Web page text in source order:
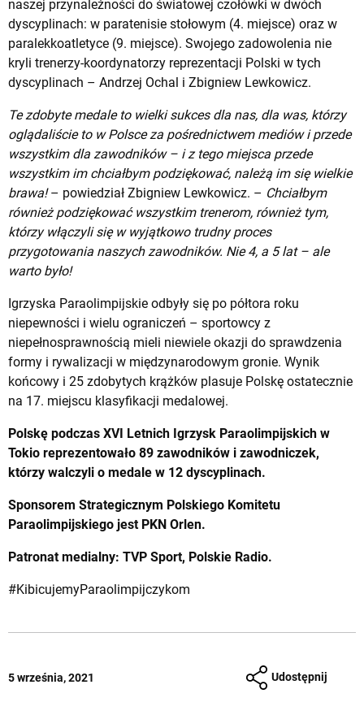
naszej przynależności do światowej czołówki w dwóch
dyscyplinach: w paratenisie stołowym (4. miejsce) oraz w
paralekkoatletyce (9. miejsce). Swojego zadowolenia nie
kryli trenerzy-koordynatorzy reprezentacji Polski w tych
dyscyplinach – Andrzej Ochal i Zbigniew Lewkowicz.
Te zdobyte medale to wielki sukces dla nas, dla was, którzy
oglądaliście to w Polsce za pośrednictwem mediów i przede
wszystkim dla zawodników – i z tego miejsca przede
wszystkim im chciałbym podziękować, należą im się wielkie
brawa!– powiedział Zbigniew Lewkowicz. – Chciałbym
również podziękować wszystkim trenerom, również tym,
którzy włączyli się w wyjątkowo trudny proces
przygotowania naszych zawodników. Nie 4, a 5 lat – ale
warto było!
Igrzyska Paraolimpijskie odbyły się po półtora roku
niepewności i wielu ograniczeń – sportowcy z
niepełnosprawnością mieli niewiele okazji do sprawdzenia
formy i rywalizacji w międzynarodowym gronie. Wynik
końcowy i 25 zdobytych krążków plasuje Polskę ostatecznie
na 17. miejscu klasyfikacji medalowej.
Polskę podczas XVI Letnich Igrzysk Paraolimpijskich w
Tokio reprezentowało 89 zawodników i zawodniczek,
którzy walczyli o medale w 12 dyscyplinach.
Sponsorem Strategicznym Polskiego Komitetu
Paraolimpijskiego jest PKN Orlen.
Patronat medialny: TVP Sport, Polskie Radio.
#KibicujemyParaolimpijczykom
5 września, 2021 Udostępnij